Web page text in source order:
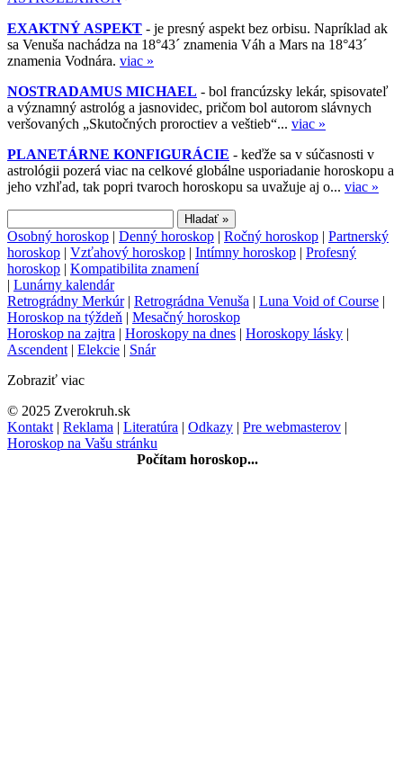
ASTROLEXIKÓN
EXAKTNÝ ASPEKT - je presný aspekt bez orbisu. Napríklad ak
sa Venuša nachádza na 18°43´ znamenia Váh a Mars na 18°43´
znamenia Vodnára.viac »
NOSTRADAMUS MICHAEL- bol francúzsky lekár, spisovateľ
a významný astrológ a jasnovidec, pričom bol autorom slávnych
veršovaných „Skutočných proroctiev a veštieb“...
viac »
PLANETÁRNE KONFIGURÁCIE- keďže sa v súčasnosti v
astrológii pozerá viac na celkové globálne usporiadanie horoskopu a
jeho vzhľad, tak popri tvaroch horoskopu sa uvažuje aj o...
Osobný horoskop|Denný horoskop|Ročný horoskop|Partnerský
horoskop | Vzťahový horoskop|Intímny horoskop
horoskop|Kompatibilita znamení
|Lunárny kalendár
Retrográdny Merkúr |Retrográdna Venuša Luna Void of Course
Horoskop na týždeň |Mesačný horoskop
Horoskop na zajtra| Horoskopy na dnes
Ascendent
|
Zobraziť viac
© 2025 Zverokruh.sk
Kontakt|Reklama|Literatúra
Horoskop na Vašu stránku